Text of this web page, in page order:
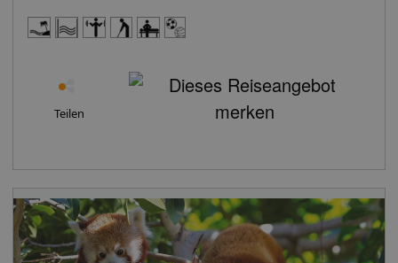
Verpflegung: - Restaurant - Café - Bar Kinder: -
Tennisplatz - Bowlingbahn - Schnorcheln - Tauchen -
Fahrradverleih - Fahrradverleih (gegen Gebühr) - Reiten
Teilen